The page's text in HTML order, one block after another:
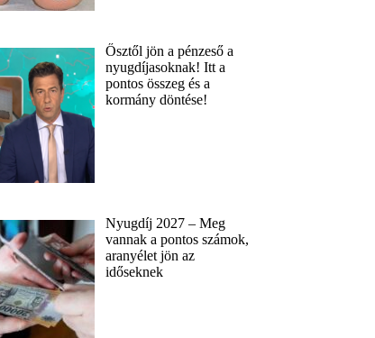
Ősztől jön a pénzeső a
nyugdíjasoknak! Itt a
pontos összeg és a
kormány döntése!
Nyugdíj 2027 – Meg
vannak a pontos számok,
aranyélet jön az
időseknek